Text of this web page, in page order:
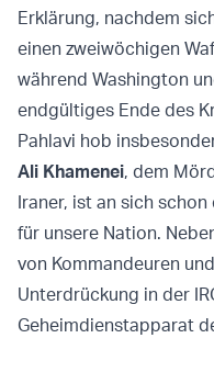
Erklärung, nachdem
einen zweiwöchigen
während Washington
endgültiges Ende des
Pahlavi hob
Ali Khamenei, dem
Iraner, ist an sich
für unsere Nation.
von Kommandeuren
Unterdrückung in der
Geheimdienstapparat